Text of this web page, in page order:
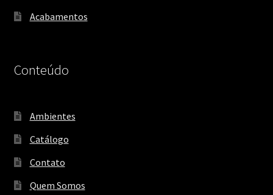
Acabamentos
Conteúdo
Ambientes
Catálogo
Contato
Quem Somos